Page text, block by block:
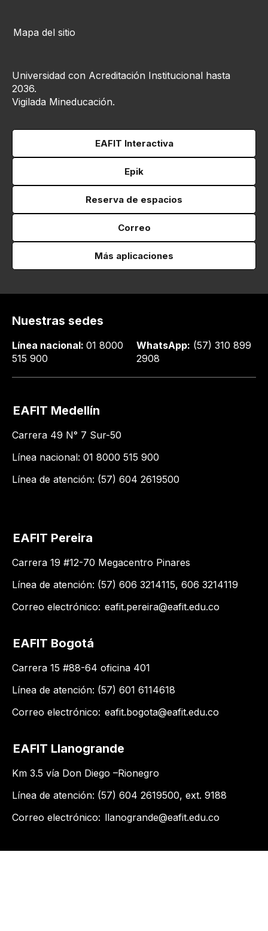
Mapa del sitio
Universidad con Acreditación Institucional hasta
2036.
Vigilada Mineducación.
EAFIT Interactiva
Epik
Reserva de espacios
Correo
Más aplicaciones
Nuestras sedes
Línea nacional: 01 8000
515 900
WhatsApp: (57) 310 899
2908
EAFIT Medellín
Carrera 49 N° 7 Sur-50
Línea nacional: 01 8000 515 900
Línea de atención: (57) 604 2619500
EAFIT Pereira
Carrera 19 #12-70 Megacentro Pinares
Línea de atención: (57) 606 3214115, 606 3214119
Correo electrónico: eafit.pereira@eafit.edu.co
EAFIT Bogotá
Carrera 15 #88-64 oficina 401
Línea de atención: (57) 601 6114618
Correo electrónico: eafit.bogota@eafit.edu.co
EAFIT Llanogrande
Km 3.5 vía Don Diego –Rionegro
Línea de atención: (57) 604 2619500​, ext. 9188
Correo electrónico: llanogrande@eafit.edu.co